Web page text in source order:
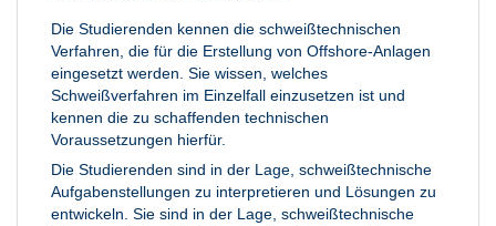
Die Studierenden kennen die schweißtechnischen
Verfahren, die für die Erstellung von Offshore-Anlagen
eingesetzt werden. Sie wissen, welches
Schweißverfahren im Einzelfall einzusetzen ist und
kennen die zu schaffenden technischen
Voraussetzungen hierfür.
Die Studierenden sind in der Lage, schweißtechnische
Aufgabenstellungen zu interpretieren und Lösungen zu
entwickeln. Sie sind in der Lage, schweißtechnische